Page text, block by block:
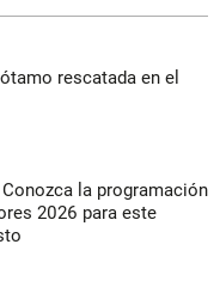
rescatada en el
la programación
2026 para este